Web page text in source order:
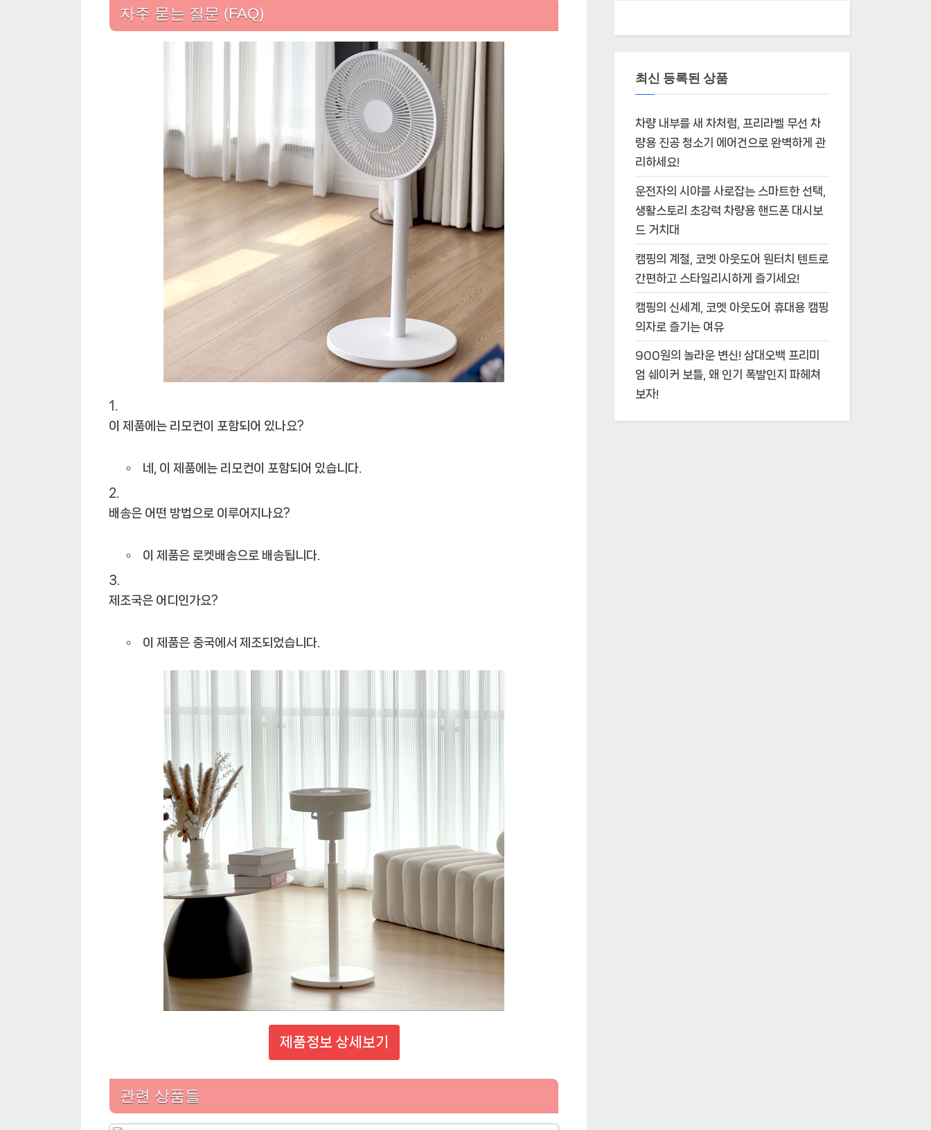
자주 묻는 질문 (FAQ)
이 제품에는 리모컨이 포함되어 있나요?
네, 이 제품에는 리모컨이 포함되어 있습니다.
배송은 어떤 방법으로 이루어지나요?
이 제품은 로켓배송으로 배송됩니다.
제조국은 어디인가요?
이 제품은 중국에서 제조되었습니다.
제품정보 상세보기
관련 상품들
최신 등록된 상품
차량 내부를 새 차처럼, 프리라벨 무선 차
량용 진공 청소기 에어건으로 완벽하게 관
리하세요!
운전자의 시야를 사로잡는 스마트한 선택,
생활스토리 초강력 차량용 핸드폰 대시보
드 거치대
캠핑의 계절, 코멧 아웃도어 원터치 텐트로
간편하고 스타일리시하게 즐기세요!
캠핑의 신세계, 코멧 아웃도어 휴대용 캠핑
의자로 즐기는 여유
900원의 놀라운 변신! 삼대오백 프리미
엄 쉐이커 보틀, 왜 인기 폭발인지 파헤쳐
보자!